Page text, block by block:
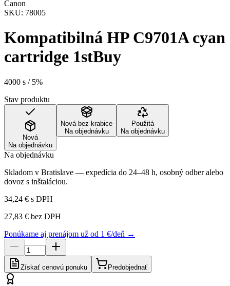
Canon
SKU: 78005
Kompatibilná HP C9701A cyan
cartridge 1stBuy
4000 s / 5%
Stav produktu
Nová
Na objednávku
Nová bez krabice
Na objednávku
Použitá
Na objednávku
Na objednávku
Skladom v Bratislave — expedícia do 24–48 h, osobný odber alebo
dovoz s inštaláciou.
34,24 € s DPH
27,83 € bez DPH
Ponúkame aj prenájom už od 1 €/deň →
Získať cenovú ponuku Predobjednať